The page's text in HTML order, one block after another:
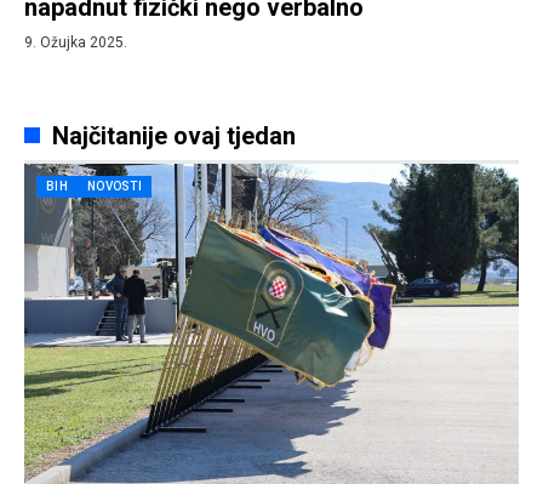
napadnut fizički nego verbalno
9. Ožujka 2025.
Najčitanije ovaj tjedan
BIH NOVOSTI